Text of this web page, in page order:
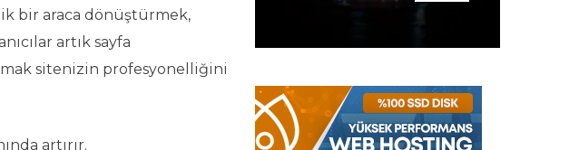
bir araca dönüştürmek,
artık sayfa
sitenizin profesyonelliğini
artırır.